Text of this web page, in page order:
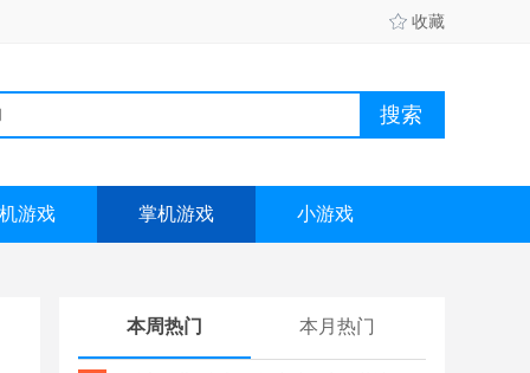
收藏
游戏 掌机游戏 小游戏
本周热门 本月热门